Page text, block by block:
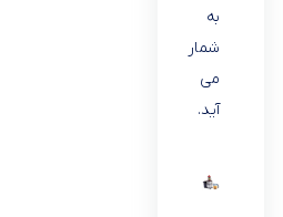
به
شمار
می
آید.